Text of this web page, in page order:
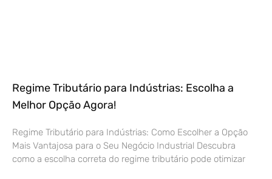
Regime Tributário para Indústrias: Escolha a
Melhor Opção Agora!
Regime Tributário para Indústrias: Como Escolher a Opção
Mais Vantajosa para o Seu Negócio Industrial Descubra
como a escolha correta do regime tributário pode otimizar